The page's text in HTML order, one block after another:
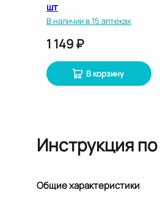
шт
В наличии в 15 аптеках
1 149 ₽
В корзину
Инструкция
Общие характеристики